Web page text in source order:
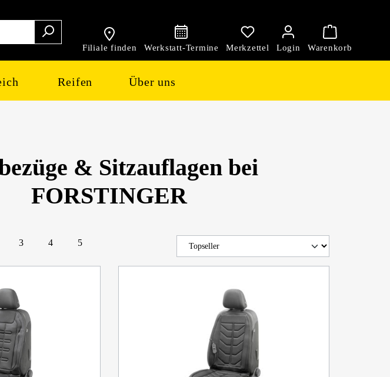
Filiale finden
Reifen Über uns
& Sitzauflagen bei
FORSTINGER
3 4 5